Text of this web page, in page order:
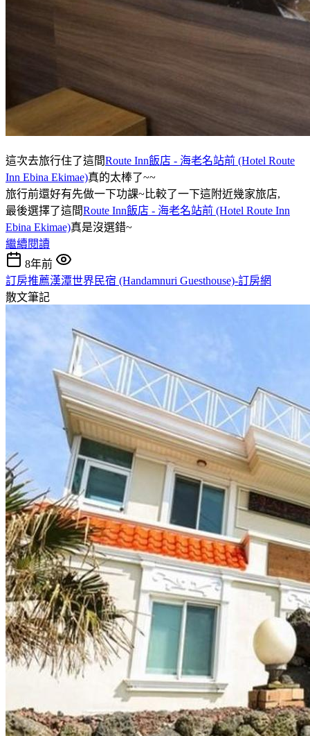
這次去旅行住了這間Route Inn飯店 - 海老名站前 (Hotel Route
Inn Ebina Ekimae)真的太棒了~~
旅行前還好有先做一下功課~比較了一下這附近幾家旅店,
最後選擇了這間Route Inn飯店 - 海老名站前 (Hotel Route Inn
Ebina Ekimae)真是沒選錯~
繼續閱讀
8年前
訂房推薦漢潭世界民宿 (Handamnuri Guesthouse)-訂房網
散文筆記